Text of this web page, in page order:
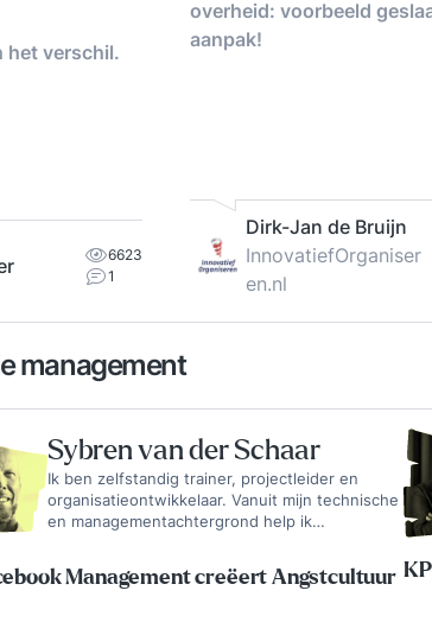
het verschil.
6623
1
overheid: voorbeeld
aanpak!
Dirk-Jan de Bruijn
InnovatiefOrganiser
en.nl
management
Sybren van der Schaar
Ik ben zelfstandig trainer, projectleider en
organisatieontwikkelaar. Vanuit mijn technische
en managementachtergrond help ik
leren praktisch te maken. Mijn werk speelt zich
af op het snijvlak van gedrag, vakmanschap,
Management creëert Angstcultuur